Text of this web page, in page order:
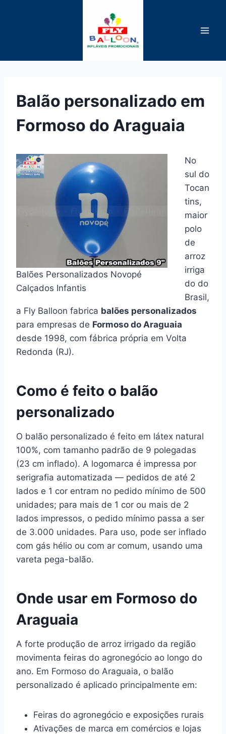
Balão personalizado em
Formoso do Araguaia
Balões Personalizados Novopé
Calçados Infantis
No
sul do
Tocan
tins,
maior
polo
de
arroz
irriga
do do
Brasil,
a Fly Balloon fabrica balões personalizados
para empresas de Formoso do Araguaia
desde 1998, com fábrica própria em Volta
Redonda (RJ).
Como é feito o balão
personalizado
O balão personalizado é feito em látex natural
100%, com tamanho padrão de 9 polegadas
(23 cm inflado). A logomarca é impressa por
serigrafia automatizada — pedidos de até 2
lados e 1 cor entram no pedido mínimo de 500
unidades; para mais de 1 cor ou mais de 2
lados impressos, o pedido mínimo passa a ser
de 3.000 unidades. Para uso, pode ser inflado
com gás hélio ou com ar comum, usando uma
vareta pega-balão.
Onde usar em Formoso do
Araguaia
A forte produção de arroz irrigado da região
movimenta feiras do agronegócio ao longo do
ano. Em Formoso do Araguaia, o balão
personalizado é aplicado principalmente em:
Feiras do agronegócio e exposições rurais
Ativações de marca em comércios e lojas